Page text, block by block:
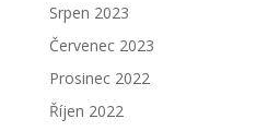
Srpen 2023
Červenec 2023
Prosinec 2022
Říjen 2022